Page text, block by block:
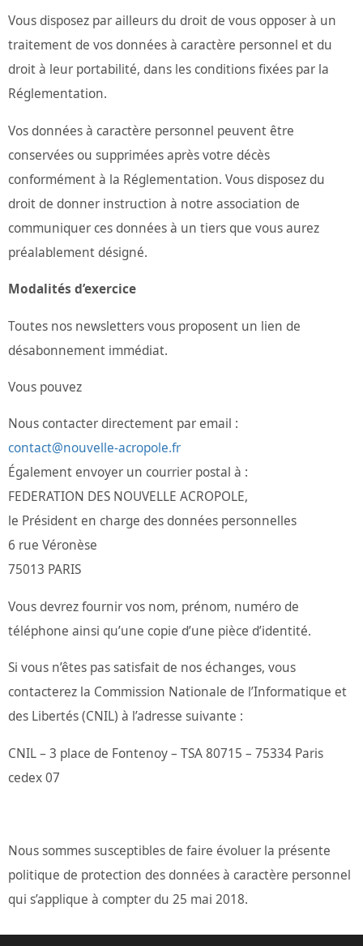
Vous disposez par ailleurs du droit de vous opposer à un
traitement de vos données à caractère personnel et du
droit à leur portabilité, dans les conditions fixées par la
Réglementation.
Vos données à caractère personnel peuvent être
conservées ou supprimées après votre décès
conformément à la Réglementation. Vous disposez du
droit de donner instruction à notre association de
communiquer ces données à un tiers que vous aurez
préalablement désigné.
Modalités d’exercice
Toutes nos newsletters vous proposent un lien de
désabonnement immédiat.
Vous pouvez
Nous contacter directement par email :
contact@nouvelle-acropole.fr
Également envoyer un courrier postal à :
FEDERATION DES NOUVELLE ACROPOLE,
le Président en charge des données personnelles
6 rue Véronèse
75013 PARIS
Vous devrez fournir vos nom, prénom, numéro de
téléphone ainsi qu’une copie d’une pièce d’identité.
Si vous n’êtes pas satisfait de nos échanges, vous
contacterez la Commission Nationale de l’Informatique et
des Libertés (CNIL) à l’adresse suivante :
CNIL – 3 place de Fontenoy – TSA 80715 – 75334 Paris
cedex 07
Nous sommes susceptibles de faire évoluer la présente
politique de protection des données à caractère personnel
qui s’applique à compter du 25 mai 2018.